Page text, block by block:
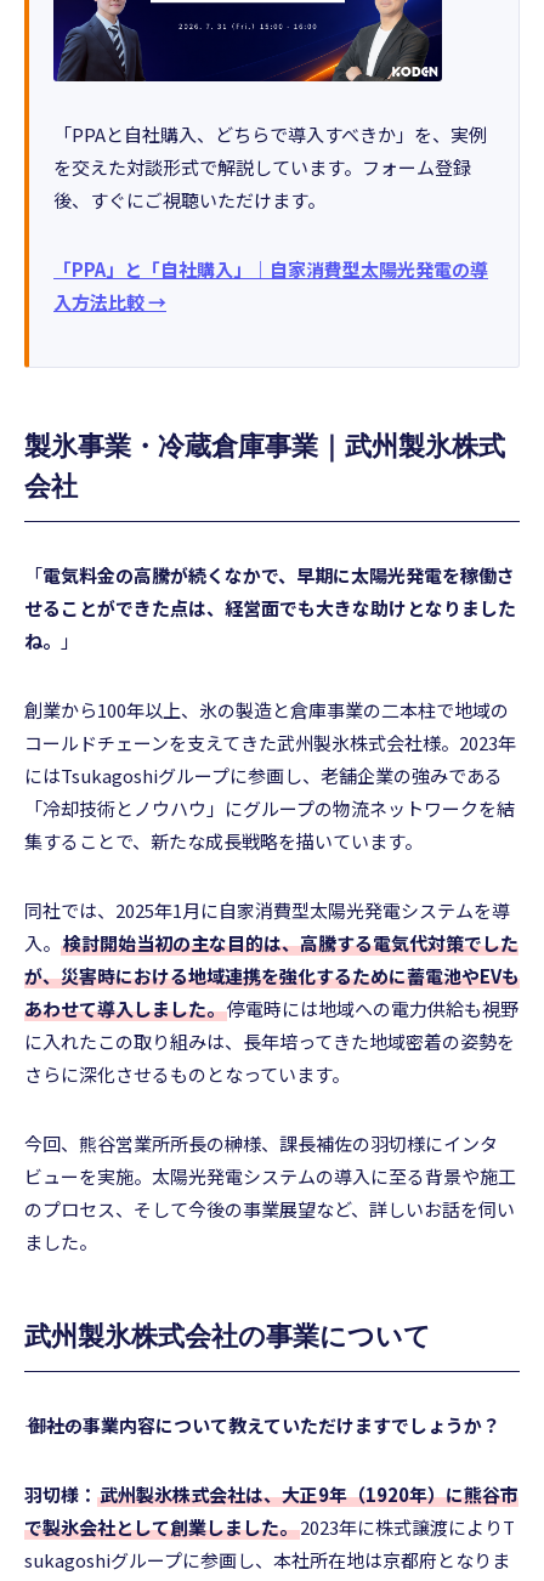
「PPAと自社購入、どちらで導入すべきか」を、実例
を交えた対談形式で解説しています。フォーム登録
後、すぐにご視聴いただけます。
「PPA」と「自社購入」｜自家消費型太陽光発電の導
入方法比較 →
製氷事業・冷蔵倉庫事業｜武州製氷株式
会社
「電気料金の高騰が続くなかで、早期に太陽光発電を稼働さ
せることができた点は、経営面でも大きな助けとなりました
ね。
」
創業から100年以上、氷の製造と倉庫事業の二本柱で地域の
コールドチェーンを支えてきた武州製氷株式会社様。2023年
にはTsukagoshiグループに参画し、老舗企業の強みである
「冷却技術とノウハウ」にグループの物流ネットワークを結
集することで、新たな成長戦略を描いています。
同社では、2025年1月に自家消費型太陽光発電システムを導
入。 検討開始当初の主な目的は、高騰する電気代対策でした
が、災害時における地域連携を強化するために蓄電池やEVも
あわせて導入しました。停電時には地域への電力供給も視野
に入れたこの取り組みは、長年培ってきた地域密着の姿勢を
さらに深化させるものとなっています。
今回、熊谷営業所所長の榊様、課長補佐の羽切様にインタ
ビューを実施。太陽光発電システムの導入に至る背景や施工
のプロセス、そして今後の事業展望など、詳しいお話を伺い
ました。
武州製氷株式会社の事業について
――― 御社の事業内容について教えていただけますでしょうか？
羽切様： 武州製氷株式会社は、大正9年（1920年）に熊谷市
で製氷会社として創業しました。2023年に株式譲渡によりT
sukagoshiグループに参画し、本社所在地は京都府となりま